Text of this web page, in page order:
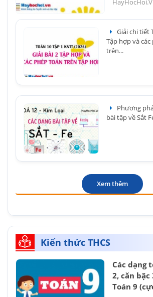
Giải chi tiết
Tập hợp và
trên...
Phương
bài tập về Sắt
Xem thêm
Kiến thức THCS
Các dạng
2, căn bậc
Toán 9